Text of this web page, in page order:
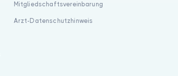
Mitgliedschaftsvereinbarung
Arzt-Datenschutzhinweis